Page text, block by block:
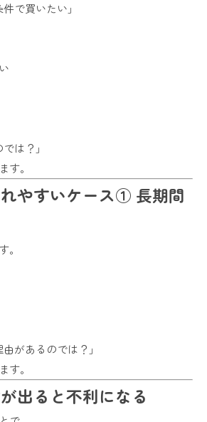
で買いたい」
は？」
す。
やすいケース① 長期間
。
があるのでは？」
す。
出ると不利になる